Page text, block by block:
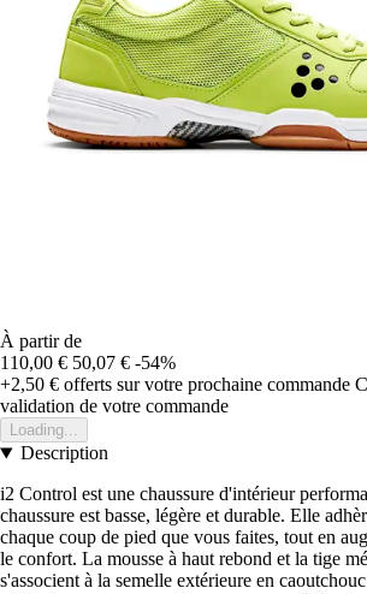
À partir de
110,00 € 50,07 € -54%
+2,50 € offerts sur votre prochaine commande
validation de votre commande
Loading...
Description
i2 Control est une chaussure d'intérieur
chaussure est basse, légère et durable. Elle
chaque coup de pied que vous faites, tout en
le confort. La mousse à haut rebond et la tige
s'associent à la semelle extérieure en